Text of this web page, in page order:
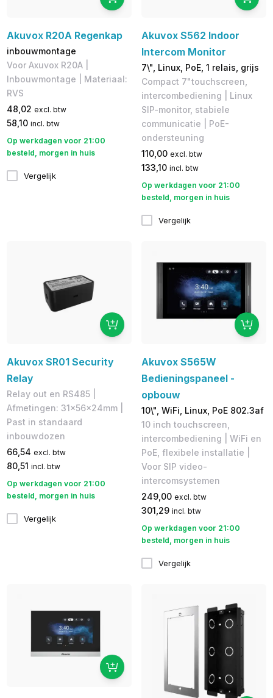
Akuvox R20A Regenkap
inbouwmontage
Voor Axuvox R20A |
Inbouwmontage | Materiaal:
RVS
48,02 excl. btw
58,10 incl. btw
Op werkdagen voor 21:00
besteld, morgen in huis
Vergelijk
Akuvox S562 Indoor
Intercom Monitor
7\", Linux, PoE, 1 relais, grijs
Compact 7"touchscreen,
intercombediening | Linux
SIP-monitor, stabiele
communicatie | PoE-
ondersteuning
110,00 excl. btw
133,10 incl. btw
Op werkdagen voor 21:00
besteld, morgen in huis
Vergelijk
Akuvox SR01 Security
Relay
Relay out en RS485 |
Afmetingen: 31x56x24mm |
Past in standaard
inbouwdozen
66,54 excl. btw
80,51 incl. btw
Op werkdagen voor 21:00
besteld, morgen in huis
Vergelijk
Akuvox S565W
Bedieningspaneel -
opbouw
10\", WiFi, Linux, PoE 802.3af
10 inch touchscreen,
intercombediening | WiFi en
PoE, flexibele installatie |
Voor SIP video-
intercomsystemen
249,00 excl. btw
301,29 incl. btw
Op werkdagen voor 21:00
besteld, morgen in huis
Vergelijk